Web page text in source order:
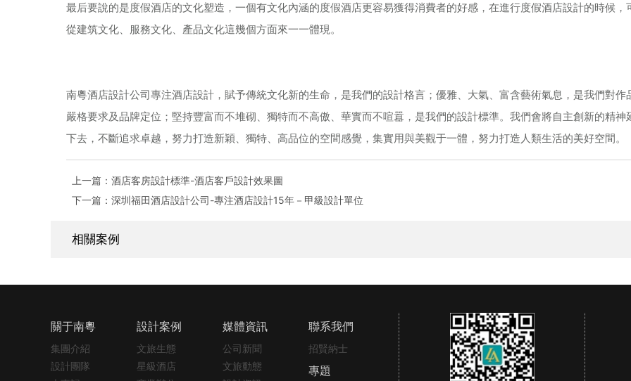
最后要說的是度假酒店的文化塑造，一個有文化內涵的度假酒店更容易獲得消費者的好感，在進行度假酒店設計的時候，
從建筑文化、服務文化、產品文化這幾個方面來一一體現。
南粵酒店設計公司專注酒店設計，賦予傳統文化新的生命，是我們的設計格言；優雅、大氣、富含藝術氣息，是我們對作
嚴格要求及品牌定位；堅持豐富而不堆砌、獨特而不高傲、華實而不喧囂，是我們的設計標準。我們會將自主創新的精神
下去，不斷追求卓越，努力打造新穎、獨特、高品位的空間感覺，集實用與美觀于一體，努力打造人類生活的美好空間。
上一篇：酒店客房設計標準-酒店客戶設計效果圖
下一篇：深圳福田酒店設計公司-專注酒店設計15年－甲級設計單位
相關案例
關于南粵
集團介紹
設計團隊
設計案例
文旅生態
星級酒店
媒體資訊
公司新聞
文旅動態
聯系我們
招賢納士
專題